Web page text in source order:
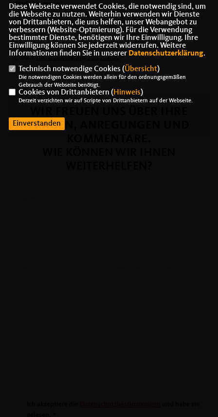
Mark Pullmann
Johannes Ohl Straße 63
64846 Groß-Zimmern
Telefon: 0179 32 41 888
E-Mail: mark.pullmann@outlook.de
FRAGEN, ANREGUNGEN UND
Diese Webseite verwendet Cookies, die notwendig sind, um
die Webseite zu nutzen. Weiterhin verwenden wir Dienste
von Drittanbietern, die uns helfen, unser Webangebot zu
verbessern (Website-Optmierung). Für die Verwendung
bestimmter Dienste, benötigen wir Ihre Einwilligung. Ihre
Einwilligung können Sie jederzeit widerrufen. Weitere
Informationen finden Sie in unserer Datenschutzerklärung.
Technisch notwendige Cookies (Übersicht)
Die notwendigen Cookies werden allein für den ordnungsgemäßen
Gebrauch der Webseite benötigt.
Cookies von Drittanbietern ( Hinweis)
Derzeit verzichten wir auf Scripte von Drittanbietern auf der Webseite.
Einverstanden